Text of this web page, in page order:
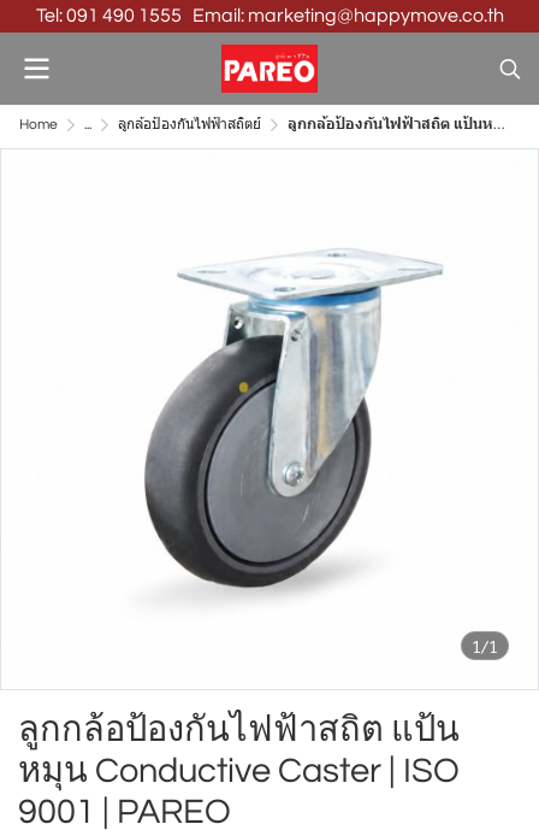
Tel: 091 490 1555 Email: marketing@happymove.co.th
Home ... ลูกล้อป้องกันไฟฟ้าสถิตย์ ลูกกล้อป้องกันไฟฟ้าสถิต แป้นหมุน Conductive Caster | ISO 9001 | PAREO
1/1
ลูกกล้อป้องกันไฟฟ้าสถิต แป้น
หมุน Conductive Caster | ISO
9001 | PAREO